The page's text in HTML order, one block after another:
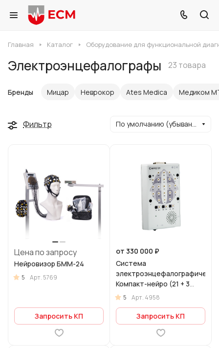
Главная Каталог Оборудование для функциональной
Электроэнцефалографы 23 товара
Бренды Мицар Неврокор Ates Medica Медиком
Фильтр По умолчанию (убывание)
Цена по запросу
Нейровизор БММ-24
5 Арт. 5769
Запросить КП
от 330 000 ₽
Система
Компакт-нейро (21 + 3
канала)
5 Арт. 4958
Запросить КП